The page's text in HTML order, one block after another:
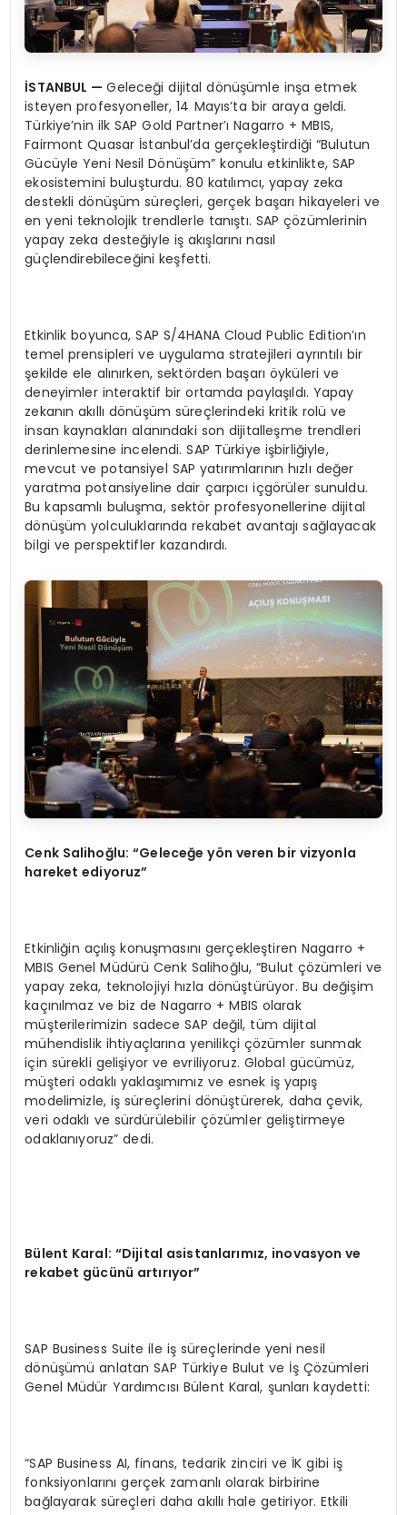
İSTANBUL —Geleceği dijital dönüşümle inşa etmek
isteyen profesyoneller, 14 Mayıs’ta bir araya geldi.
Türkiye’nin ilk SAP Gold Partner’ı Nagarro + MBIS,
Fairmont Quasar İstanbul’da gerçekleştirdiği “Bulutun
Gücüyle Yeni Nesil Dönüşüm” konulu etkinlikte, SAP
ekosistemini buluşturdu. 80 katılımcı, yapay zeka
destekli dönüşüm süreçleri, gerçek başarı hikayeleri ve
en yeni teknolojik trendlerle tanıştı. SAP çözümlerinin
yapay zeka desteğiyle iş akışlarını nasıl
güçlendirebileceğini keşfetti.
Etkinlik boyunca, SAP S/4HANA Cloud Public Edition’ın
temel prensipleri ve uygulama stratejileri ayrıntılı bir
şekilde ele alınırken, sektörden başarı öyküleri ve
deneyimler interaktif bir ortamda paylaşıldı. Yapay
zekanın akıllı dönüşüm süreçlerindeki kritik rolü ve
insan kaynakları alanındaki son dijitalleşme trendleri
derinlemesine incelendi. SAP Türkiye işbirliğiyle,
mevcut ve potansiyel SAP yatırımlarının hızlı değer
yaratma potansiyeline dair çarpıcı içgörüler sunuldu.
Bu kapsamlı buluşma, sektör profesyonellerine dijital
dönüşüm yolculuklarında rekabet avantajı sağlayacak
bilgi ve perspektifler kazandırdı.
Cenk Salihoğlu: “Geleceğe yön veren bir vizyonla
hareket ediyoruz”
Etkinliğin açılış konuşmasını gerçekleştiren Nagarro +
MBIS Genel Müdürü Cenk Salihoğlu, “Bulut çözümleri ve
yapay zeka, teknolojiyi hızla dönüştürüyor. Bu değişim
kaçınılmaz ve biz de Nagarro + MBIS olarak
müşterilerimizin sadece SAP değil, tüm dijital
mühendislik ihtiyaçlarına yenilikçi çözümler sunmak
için sürekli gelişiyor ve evriliyoruz. Global gücümüz,
müşteri odaklı yaklaşımımız ve esnek iş yapış
modelimizle, iş süreçlerini dönüştürerek, daha çevik,
veri odaklı ve sürdürülebilir çözümler geliştirmeye
odaklanıyoruz” dedi.
Bülent Karal: “Dijital asistanlarımız, inovasyon ve
rekabet gücünü artırıyor”
SAP Business Suite ile iş süreçlerinde yeni nesil
dönüşümü anlatan SAP Türkiye Bulut ve İş Çözümleri
Genel Müdür Yardımcısı Bülent Karal, şunları kaydetti:
“SAP Business AI, finans, tedarik zinciri ve İK gibi iş
fonksiyonlarını gerçek zamanlı olarak birbirine
bağlayarak süreçleri daha akıllı hale getiriyor. Etkili